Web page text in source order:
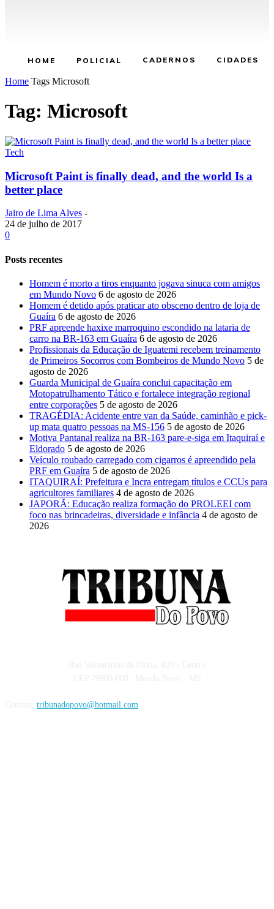
HOME POLICIAL CADERNOS CIDADES
Home Tags Microsoft
Tag: Microsoft
Tech
Microsoft Paint is finally dead, and the world Is a
better place
Jairo de Lima Alves -
24 de julho de 2017
0
Posts recentes
Homem é morto a tiros enquanto jogava sinuca com amigos
em Mundo Novo 6 de agosto de 2026
Homem é detido após praticar ato obsceno dentro de loja de
Guaíra 6 de agosto de 2026
PRF apreende haxixe marroquino escondido na lataria de
carro na BR-163 em Guaíra 6 de agosto de 2026
Profissionais da Educação de Iguatemi recebem treinamento
de Primeiros Socorros com Bombeiros de Mundo Novo 5 de
agosto de 2026
Guarda Municipal de Guaíra conclui capacitação em
Motopatrulhamento Tático e fortalece integração regional
entre corporações 5 de agosto de 2026
TRAGÉDIA: Acidente entre van da Saúde, caminhão e pick-
up mata quatro pessoas na MS-156 5 de agosto de 2026
Motiva Pantanal realiza na BR-163 pare-e-siga em Itaquiraí e
Eldorado 5 de agosto de 2026
Veículo roubado carregado com cigarros é apreendido pela
PRF em Guaíra 5 de agosto de 2026
ITAQUIRAÍ: Prefeitura e Incra entregam títulos e CCUs para
agricultores familiares 4 de agosto de 2026
JAPORÃ: Educação realiza formação do PROLEEI com
foco nas brincadeiras, diversidade e infância 4 de agosto de
2026
tribunadopovo@hotmail.com